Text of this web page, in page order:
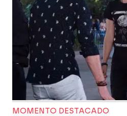
MOMENTO DESTACADO